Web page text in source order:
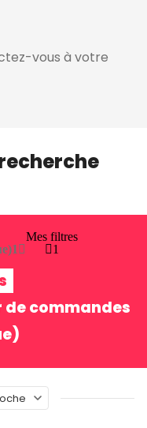
vous à votre
1
Mes filtres
1
commandes